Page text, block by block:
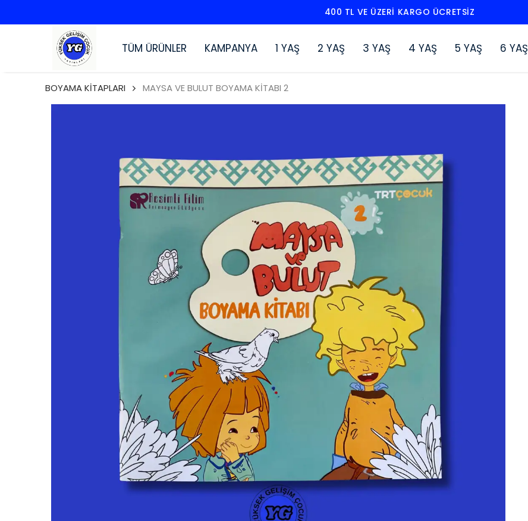
400 TL VE ÜZERI KARGO ÜCRETSIZ
TÜM ÜRÜNLER KAMPANYA 1 YAŞ 2 YAŞ 3 YAŞ 4 YAŞ 5 YAŞ 6 YAŞ
BOYAMA KİTAPLARI MAYSA VE BULUT BOYAMA KİTABI 2